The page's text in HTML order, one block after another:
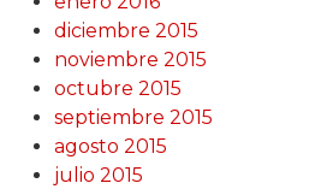
diciembre 2015
noviembre 2015
octubre 2015
septiembre 2015
agosto 2015
julio 2015